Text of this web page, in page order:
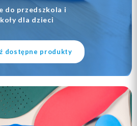
do przedszkola i
dla dzieci
dostępne produkty